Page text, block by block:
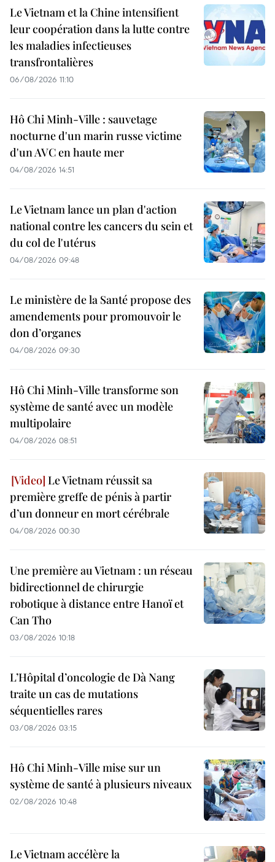
Le Vietnam et la Chine intensifient
leur coopération dans la lutte contre
les maladies infectieuses
transfrontalières
06/08/2026 11:10
Hô Chi Minh-Ville : sauvetage
nocturne d'un marin russe victime
d'un AVC en haute mer
04/08/2026 14:51
Le Vietnam lance un plan d'action
national contre les cancers du sein et
du col de l'utérus
04/08/2026 09:48
Le ministère de la Santé propose des
amendements pour promouvoir le
don d’organes
04/08/2026 09:30
Hô Chi Minh-Ville transforme son
système de santé avec un modèle
multipolaire
04/08/2026 08:51
Le Vietnam réussit sa
première greffe de pénis à partir
d’un donneur en mort cérébrale
04/08/2026 00:30
Une première au Vietnam : un réseau
bidirectionnel de chirurgie
robotique à distance entre Hanoï et
Can Tho
03/08/2026 10:18
L’Hôpital d’oncologie de Dà Nang
traite un cas de mutations
séquentielles rares
03/08/2026 03:15
Hô Chi Minh-Ville mise sur un
système de santé à plusieurs niveaux
02/08/2026 10:48
Le Vietnam accélère la